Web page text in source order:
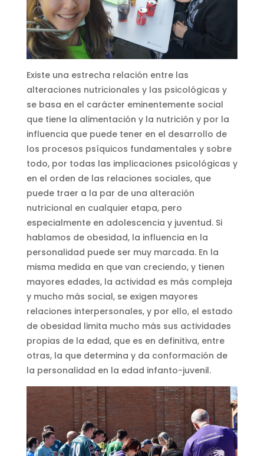
Existe una estrecha relación entre las
alteraciones nutricionales y las psicológicas y
se basa en el carácter eminentemente social
que tiene la alimentación y la nutrición y por la
influencia que puede tener en el desarrollo de
los procesos psíquicos fundamentales y sobre
todo, por todas las implicaciones psicológicas y
en el orden de las relaciones sociales, que
puede traer a la par de una alteración
nutricional en cualquier etapa, pero
especialmente en adolescencia y juventud. Si
hablamos de obesidad, la influencia en la
personalidad puede ser muy marcada. En la
misma medida en que van creciendo, y tienen
mayores edades, la actividad es más compleja
y mucho más social, se exigen mayores
relaciones interpersonales, y por ello, el estado
de obesidad limita mucho más sus actividades
propias de la edad, que es en definitiva, entre
otras, la que determina y da conformación de
la personalidad en la edad infanto-juvenil.